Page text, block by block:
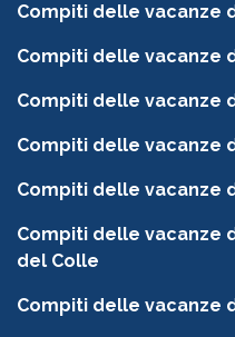
Compiti delle vacanze
Compiti delle vacanze
Compiti delle vacanze
Compiti delle vacanze
Compiti delle vacanze
Compiti delle vacanze
del Colle
Compiti delle vacanze